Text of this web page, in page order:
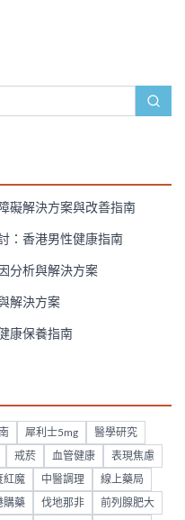
礙解決方案與改善指南
：香港男性健康指南
分析與解決方案
解決方案
康保養指南
犀利士5mg 醫學研究
戒菸 血管健康 表現焦慮
紅魔 中醫調理 線上藥局
購藥 伐地那非 前列腺肥大